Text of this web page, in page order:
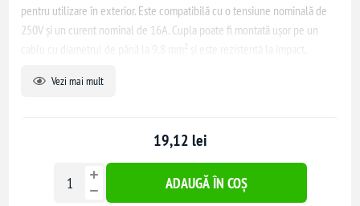
pentru utilizare în exterior. Este compatibilă cu o tensiune nominală de
250V și un curent nominal de 16A. Cupla poate fi montată ușor pe un
Vezi mai mult
19,12 lei
ADAUGĂ ÎN COȘ